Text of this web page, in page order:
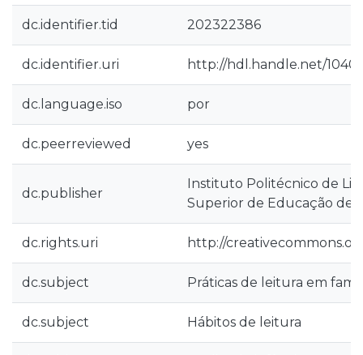
dc.identifier.tid 202322386
dc.identifier.uri http://hdl.handle.net/
dc.language.iso por
dc.peerreviewed yes
dc.publisher
Instituto Politécnico de
Superior de Educação de
dc.rights.uri http://
dc.subject Práticas de leitura em
dc.subject Hábitos de leitura